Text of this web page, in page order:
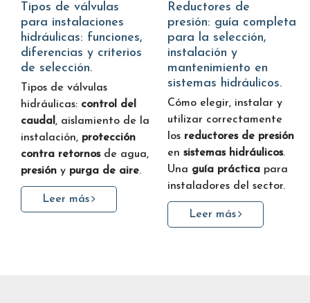
Tipos de válvulas
para instalaciones
hidráulicas: funciones,
diferencias y criterios
de selección.
Tipos de válvulas
hidráulicas: control del
caudal, aislamiento de la
instalación, protección
contra retornosde agua,
presión y purga de aire.
Leer más
Reductores de
presión: guía completa
para la selección,
instalación y
mantenimiento en
sistemas hidráulicos.
Cómo elegir, instalar y
utilizar correctamente
los reductores de presión
en sistemas hidráulicos.
Una guía práctica para
instaladores del sector.
Leer más